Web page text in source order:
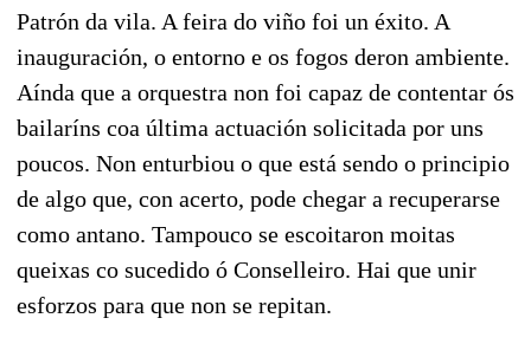
Patrón da vila. A feira do viño foi un éxito. A
inauguración, o entorno e os fogos deron ambiente.
Aínda que a orquestra non foi capaz de contentar ós
bailaríns coa última actuación solicitada por uns
poucos. Non enturbiou o que está sendo o principio
de algo que, con acerto, pode chegar a recuperarse
como antano. Tampouco se escoitaron moitas
queixas co sucedido ó Conselleiro. Hai que unir
esforzos para que non se repitan.